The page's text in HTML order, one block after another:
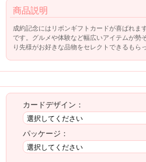
商品説明
成約記念にはリボンギフトカードが喜ばれま
です。グルメや体験など幅広いアイテムが勢
り先様がお好きな品物をセレクトできるもら
カードデザイン：
パッケージ：